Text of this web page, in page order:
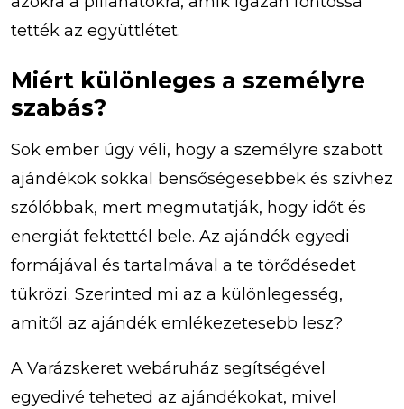
tették az együttlétet.
Miért különleges a személyre
szabás?
Sok ember úgy véli, hogy a személyre szabott
ajándékok sokkal bensőségesebbek és szívhez
szólóbbak, mert megmutatják, hogy időt és
energiát fektettél bele. Az ajándék egyedi
formájával és tartalmával a te törődésedet
tükrözi. Szerinted mi az a különlegesség,
amitől az ajándék emlékezetesebb lesz?
A Varázskeret webáruház segítségével
egyedivé teheted az ajándékokat, mivel